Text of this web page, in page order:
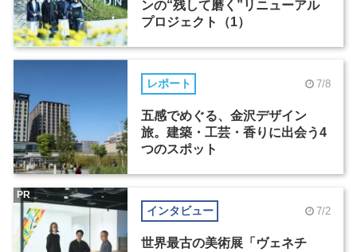
ンの“残して磨く”リニューアル
プロジェクト（1）
レポート 7/8
五感でめぐる、金沢デザイン
旅。建築・工芸・香りに出会う4
つのスポット
インタビュー 7/2
世界最古の美術展「ヴェネチ
PR